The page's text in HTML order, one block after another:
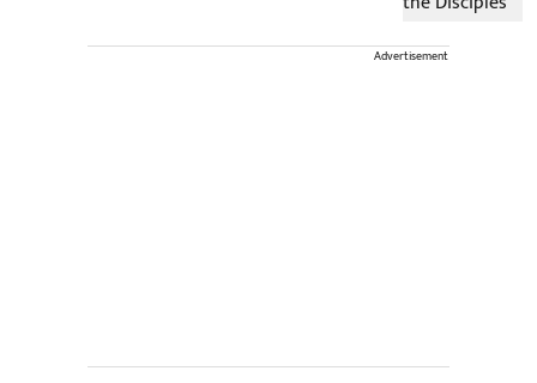
Advertisement